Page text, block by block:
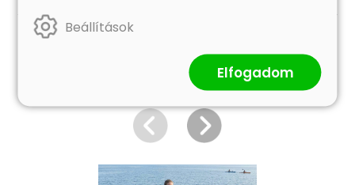
Hasonló termékek
Beállítások
Elfogadom